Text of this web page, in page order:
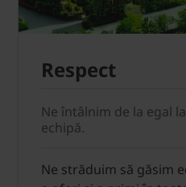
Respect
Ne întâlnim de la egal
echipă.
Ne străduim să găsim